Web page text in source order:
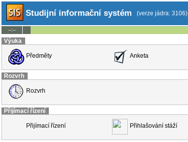
Studijní informační systém (verze jádra: 3106)
--:--
Výuka
Předměty Anketa
Rozvrh
Rozvrh
Přijímací řízení
Přijímací řízení Přihlašování stáží